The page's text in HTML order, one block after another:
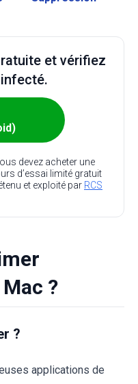
et vérifiez
devez acheter une
d’essai limité gratuit
et exploité par RCS
?
?
applications de